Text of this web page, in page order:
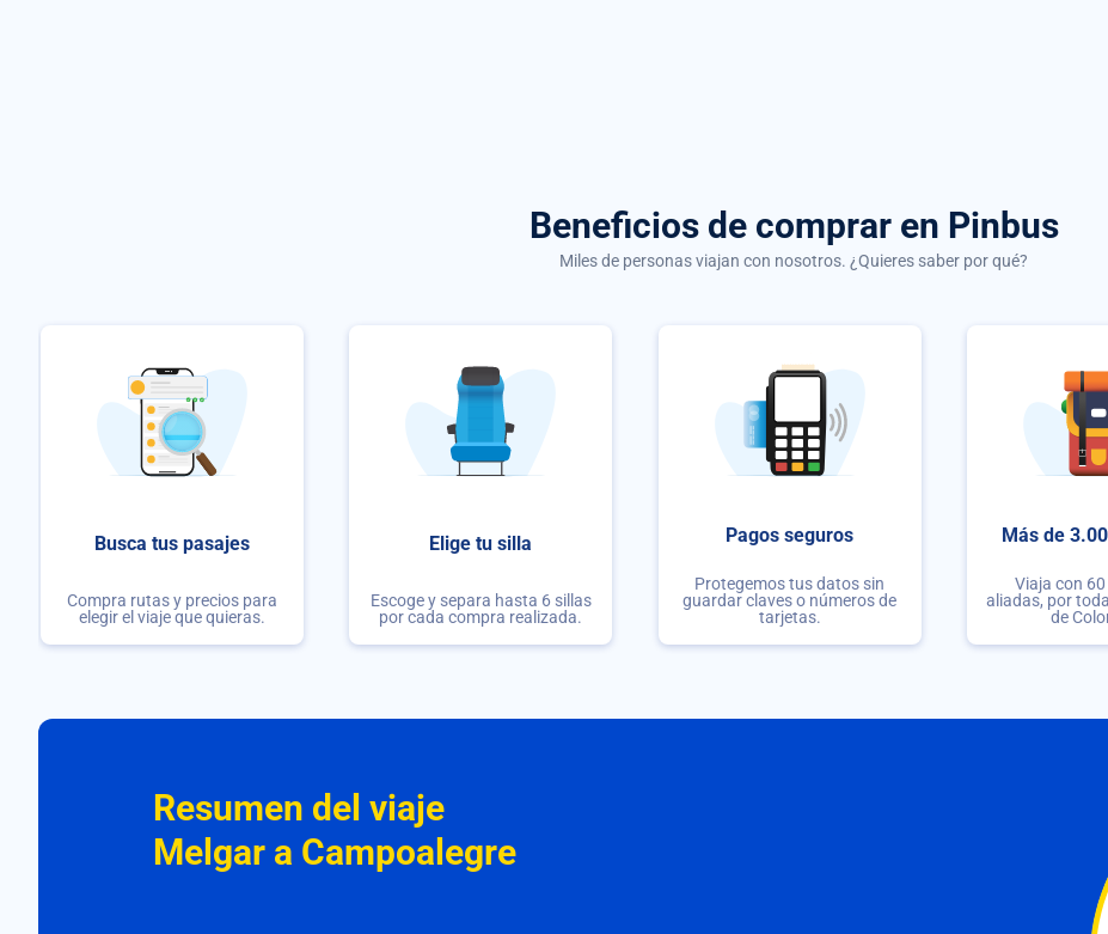
Beneficios de comprar en Pinbus
Miles de personas viajan con nosotros. ¿Quieres saber por qué?
Busca tus pasajes
Compra rutas y precios para
elegir el viaje que quieras.
Elige tu silla
Escoge y separa hasta 6 sillas
por cada compra realizada.
Pagos seguros
Protegemos tus datos sin
guardar claves o números de
tarjetas.
Más de
Viaja con
aliadas, por
de
Resumen del viaje
Melgar a Campoalegre